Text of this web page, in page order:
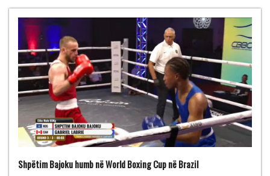
Shpëtim Bajoku humb në World Boxing Cup në Brazil